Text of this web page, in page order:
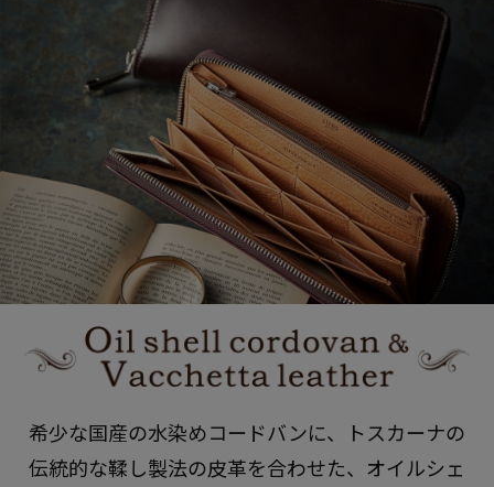
希少な国産の水染めコードバンに
トスカーナの
伝統的な鞣し製法の皮革を合わせた
オイルシェ